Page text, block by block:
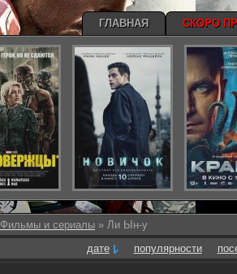
Фильмы и сериалы » Ли Ын-у
дате
популярности
ГЛАВНАЯ СКОРО